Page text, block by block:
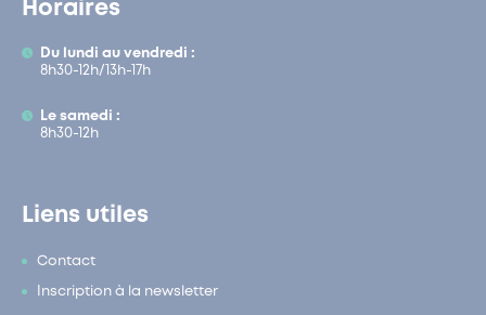
Horaires
Du lundi au vendredi :
8h30-12h/13h-17h
Le samedi :
8h30-12h
Liens utiles
Contact
Inscription à la newsletter